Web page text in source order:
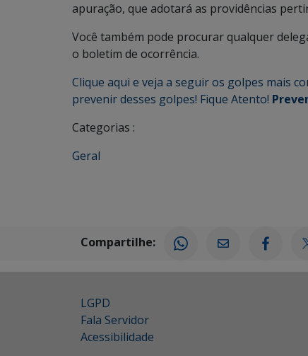
apuração, que adotará as providências
Você também pode procurar qualquer
o boletim de ocorrência.
Clique aqui e veja a seguir os golpes mais
prevenir desses golpes! Fique Atento!
Categorias :
Geral
Compartilhe:
LGPD
Fala Servidor
Acessibilidade